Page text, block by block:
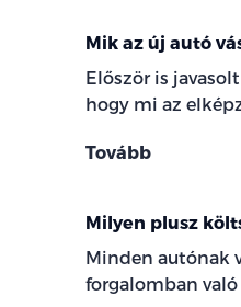
Mik az új autó
Először is
hogy mi az
Tovább
Milyen plusz
Minden autónak
forgalomban való